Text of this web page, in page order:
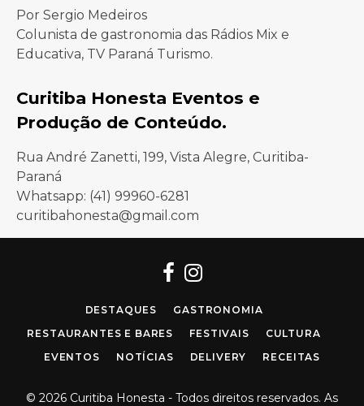
Por Sergio Medeiros
Colunista de gastronomia das Rádios Mix e
Educativa, TV Paraná Turismo.
Curitiba Honesta Eventos e
Produção de Conteúdo.
Rua André Zanetti, 199, Vista Alegre, Curitiba-
Paraná
Whatsapp: (41) 99960-6281
curitibahonesta@gmail.com
Facebook
Instagram
DESTAQUES
GASTRONOMIA
RESTAURANTES E BARES
FESTIVAIS
CULTURA
EVENTOS
NOTÍCIAS DELIVERY RECEITAS
© 2026 Curitiba Honesta - Todos direitos reservados. As